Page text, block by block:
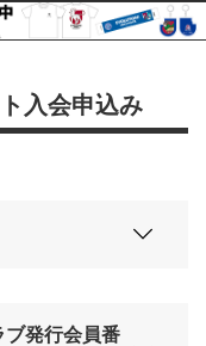
入会申込み
ブ発行会員番